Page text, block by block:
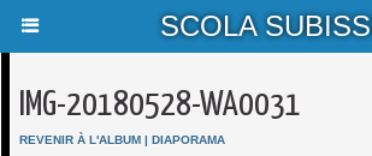
SCOLA
IMG-20180528-WA0031
REVENIR À L'ALBUM | DIAPORAMA